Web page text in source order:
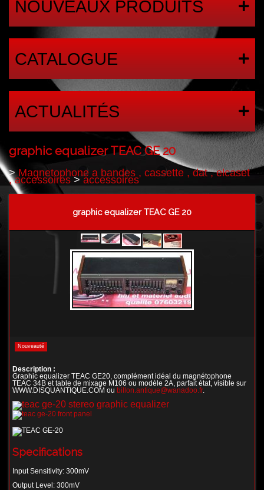
NOUVEAUX PRODUITS
CATALOGUE
ACTUALITÉS
graphic equalizer TEAC GE 20
>Magnetophone a bandes , cassette , dat , elcaset
, accessoires>accessoires
graphic equalizer TEAC GE 20
Nouveauté
Description :
Graphic equalizer TEAC GE20, complément idéal du magnétophone
TEAC 34B et table de mixage M106 ou modèle 2A, parfait état, visible sur
WWW.DISQUANTIQUE.COM ou billon.antique@wanadoo.fr.
Specifications
Input Sensitivity: 300mV
Output Level: 300mV